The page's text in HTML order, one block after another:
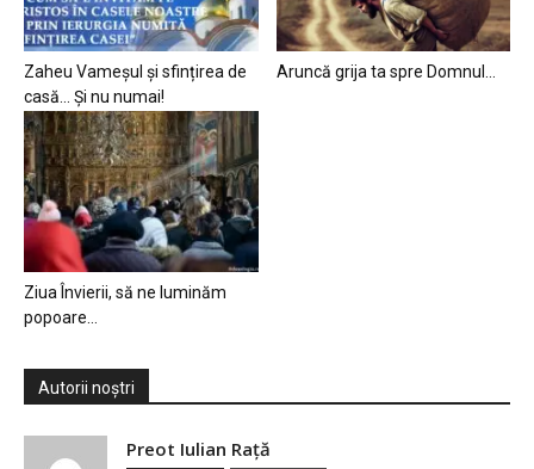
Zaheu Vameșul și sfințirea de
casă… Și nu numai!
Aruncă grija ta spre Domnul…
Ziua Învierii, să ne luminăm
popoare…
Autorii noștri
Preot Iulian Raţă